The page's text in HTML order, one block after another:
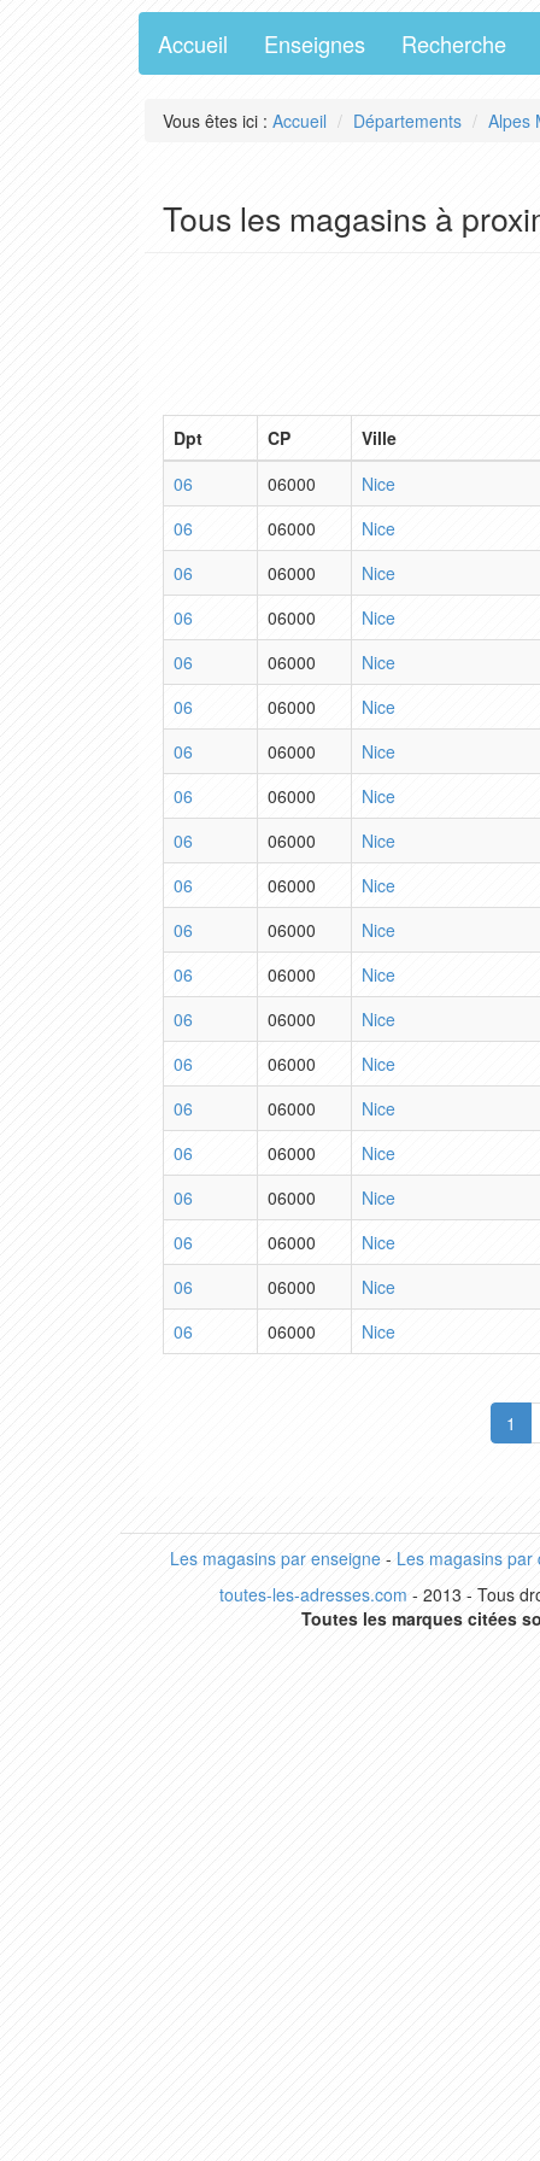
Accueil Enseignes Recherche
Vous êtes ici : Accueil Départements Alpes
Tous les magasins à
Dpt CP
Ville
06
06000
Nice
06
06000
Nice
06
06000
Nice
06
06000
Nice
06
06000
Nice
06
06000
Nice
06
06000
Nice
06
06000
Nice
06
06000
Nice
06
06000
Nice
06
06000
Nice
06
06000
Nice
06
06000
Nice
06
06000
Nice
06
06000
Nice
06
06000
Nice
06
06000
Nice
06
06000
Nice
06
06000
Nice
06
06000 Nice
1
Les magasins par enseigne- Les magasins par
toutes-les-adresses.com - 2013 - Tous
Toutes les marques citées